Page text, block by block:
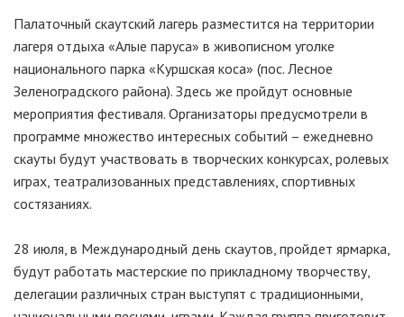
Палаточный скаутский лагерь разместится на территории
лагеря отдыха «Алые паруса» в живописном уголке
национального парка «Куршская коса» (пос. Лесное
Зеленоградского района). Здесь же пройдут основные
мероприятия фестиваля. Организаторы предусмотрели в
программе множество интересных событий – ежедневно
скауты будут участвовать в творческих конкурсах, ролевых
играх, театрализованных представлениях, спортивных
состязаниях.
28 июля, в Международный день скаутов, пройдет ярмарка,
будут работать мастерские по прикладному творчеству,
делегации различных стран выступят с традиционными,